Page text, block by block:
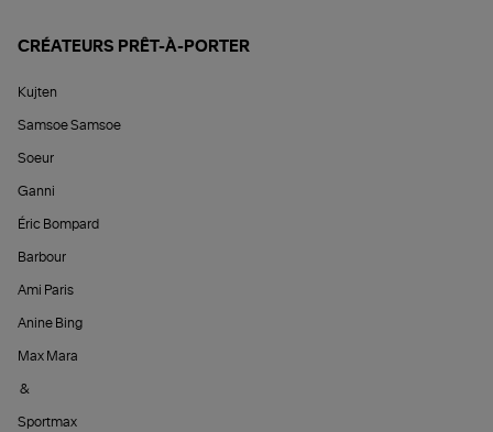
CRÉATEURS PRÊT-À-PORTER
Kujten
Samsoe Samsoe
Soeur
Ganni
Éric Bompard
Barbour
Ami Paris
Anine Bing
Max Mara
&
Sportmax